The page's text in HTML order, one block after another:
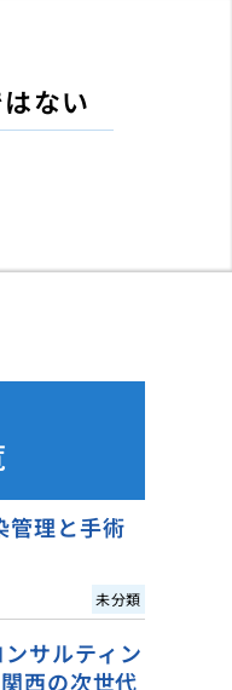
ない
管理と手術
未分類
サルティン
西の次世代